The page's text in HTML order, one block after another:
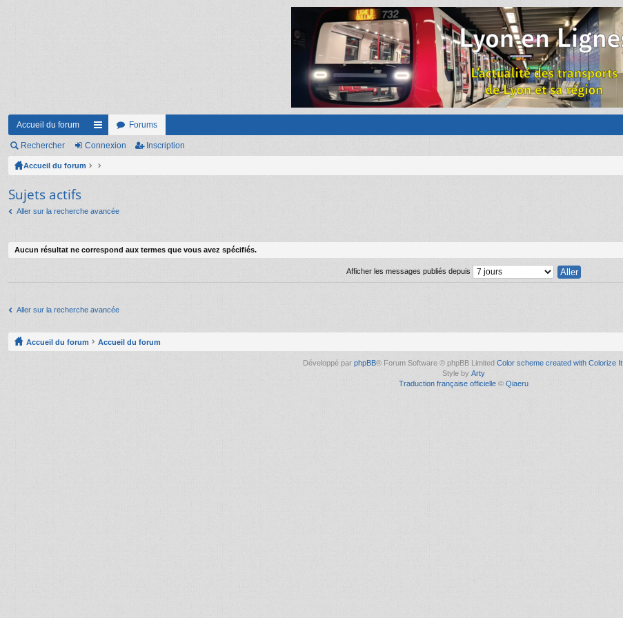
Accueil du forum
ac
co
ci
Forums
Rechercher Connexion Inscription
Accueil du forum
Sujets actifs
Aller sur la recherche avancée
Aucun résultat ne correspond aux termes que vous avez spécifiés.
Afficher les messages publiés depuis
Aller sur la recherche avancée
Accueil du forum Accueil du forum
Développé par phpBB® Forum Software © phpBB Limited Color scheme created with Colorize It
Style by Arty
Traduction française officielle © Qiaeru